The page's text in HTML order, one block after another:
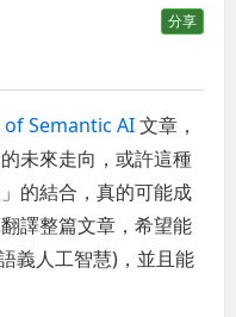
分享
of Semantic AI文章，
未來走向，或許這種
的結合，真的可能成
譯整篇文章，希望能
義人工智慧)，並且能